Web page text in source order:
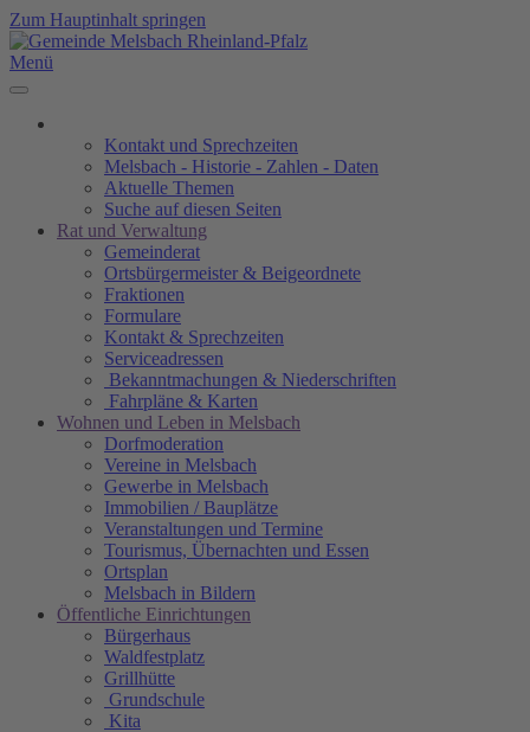
Zum Hauptinhalt springen
Menü
Kontakt und Sprechzeiten
Melsbach - Historie - Zahlen - Daten
Aktuelle Themen
Suche auf diesen Seiten
Rat und Verwaltung
Gemeinderat
Ortsbürgermeister & Beigeordnete
Fraktionen
Formulare
Kontakt & Sprechzeiten
Serviceadressen
Bekanntmachungen & Niederschriften
Fahrpläne & Karten
Wohnen und Leben in Melsbach
Dorfmoderation
Vereine in Melsbach
Gewerbe in Melsbach
Immobilien / Bauplätze
Veranstaltungen und Termine
Tourismus, Übernachten und Essen
Ortsplan
Melsbach in Bildern
Öffentliche Einrichtungen
Bürgerhaus
Waldfestplatz
Grillhütte
Grundschule
Kita